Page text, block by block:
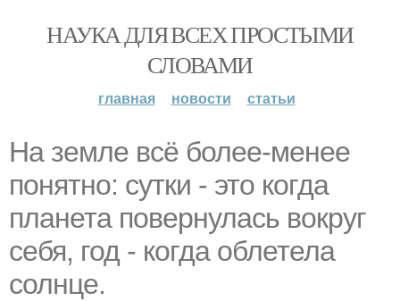
НАУКА ДЛЯ ВСЕХ ПРОСТЫМИ
СЛОВАМИ
главная новости статьи
На земле всё более-менее
понятно: сутки - это когда
планета повернулась вокруг
себя, год - когда облетела
солнце.